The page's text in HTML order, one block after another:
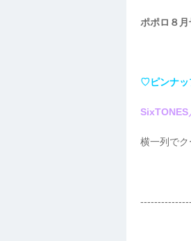
ポポロ８月
♡ピンナ
横一列でク